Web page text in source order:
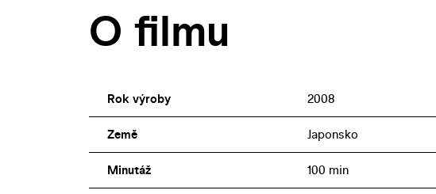
O filmu
Rok výroby 2008
Země Japonsko
Minutáž 100 min